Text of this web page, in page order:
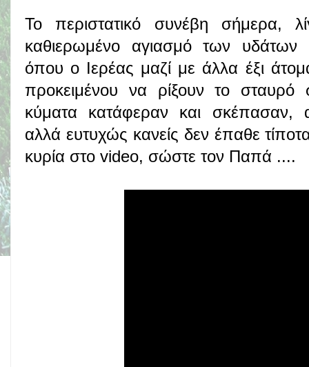
Το περιστατικό συνέβη σήμερα,
καθιερωμένο αγιασμό των υδάτων
όπου ο Ιερέας μαζί με άλλα έξι
προκειμένου να ρίξουν το
κύματα κατάφεραν και σκέπασαν,
αλλά ευτυχώς κανείς δεν έπαθε
κυρία στο video, σώστε τον Παπά ....